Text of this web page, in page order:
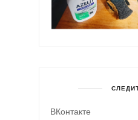
ВКонтакте